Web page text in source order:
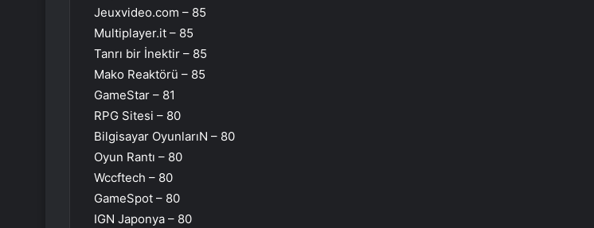
Jeuxvideo.com – 85
Multiplayer.it – ​​85
Tanrı bir İnektir – 85
Mako Reaktörü – 85
GameStar – 81
RPG Sitesi – 80
Bilgisayar OyunlarıN – 80
Oyun Rantı – 80
Wccftech – 80
GameSpot – 80
IGN Japonya – 80